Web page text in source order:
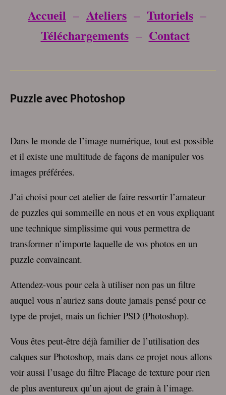
Accueil – Ateliers – Tutoriels –
Téléchargements– Contact
Puzzle avec Photoshop
Dans le monde de l’image numérique, tout est possible
et il existe une multitude de façons de manipuler vos
images préférées.
J’ai choisi pour cet atelier de faire ressortir l’amateur
de puzzles qui sommeille en nous et en vous expliquant
une technique simplissime qui vous permettra de
transformer n’importe laquelle de vos photos en un
puzzle convaincant.
Attendez-vous pour cela à utiliser non pas un filtre
auquel vous n’auriez sans doute jamais pensé pour ce
type de projet, mais un fichier PSD (Photoshop).
Vous êtes peut-être déjà familier de l’utilisation des
calques sur Photoshop, mais dans ce projet nous allons
voir aussi l’usage du filtre Placage de texture pour rien
de plus aventureux qu’un ajout de grain à l’image.